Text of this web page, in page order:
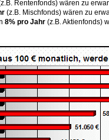
Rentenfonds) wären zu
(z.B. Mischfonds) wären zu
8% pro Jahr (z.B. Aktienfonds)